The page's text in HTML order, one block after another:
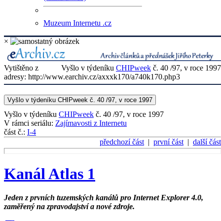
Muzeum Internetu .cz
×
Vyšlo v týdeníku CHIPweek č. 40 /97, v roce 1997
Vytištěno z
adresy: http://www.earchiv.cz/axxxk170/a740k170.php3
Vyšlo v týdeníku CHIPweek č. 40 /97, v roce 1997
Vyšlo v týdeníku CHIPweek č. 40 /97, v roce 1997
V rámci seriálu: Zajímavosti z Internetu
část č.: I-4
předchozí část | první část | další část
Kanál Atlas 1
Jeden z prvních tuzemských kanálů pro Internet Explorer 4.0,
zaměřený na zpravodajství a nové zdroje.